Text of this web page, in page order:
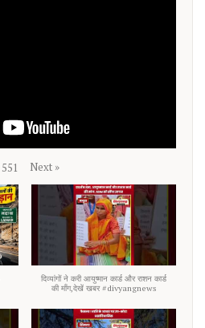
551 Next »
दिव्यांगों ने करी आयुष्मान कार्ड और राशन कार्ड
की माँग,देखें खबर #divyangnews